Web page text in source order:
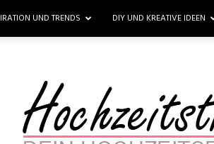
UND TRENDS DIY UND KREATIVE IDEEN